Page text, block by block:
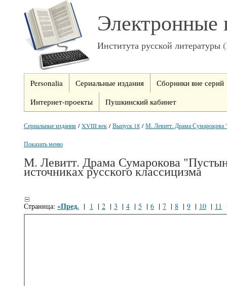
Электронные
Института русской
Personalia Сериальные издания
Сборники вне серий
Интернет-проекты
Пушкинский кабинет
Сериальные издания /XVIII век /Выпуск 18 /М. Левитт. Драма Сумарокрва
Показать меню
М. Левитт. Драма Сумарокова
источниках русского классицизма
Страница: «Пред. | 1 | 2 | 3 | 4 | 5 | 6 | 7 | 8 | 9 | 10 | 11